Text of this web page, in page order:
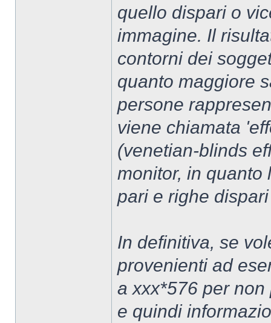
quello dispari o
immagine. Il
contorni dei
quanto maggiore
persone
viene chiamata
(venetian-blinds
monitor, in quanto
pari e righe dispari
In definitiva, se
provenienti ad
a xxx*576 per
e quindi